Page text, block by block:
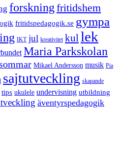
forskning fritidshem
fritidspedagogik.se gympa
IKT jul kreativitet kul lek
Maria Parkskolan
Mikael Andersson musik Pia
sajtutveckling skapande
tips ukulele undervisning utbildning
äventyrspedagogik